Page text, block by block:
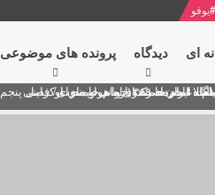
#یوفو
ای دیدگاه‌ پرونده های موضوعی
مصر درباره هواپیمای اوکراینی
امام خامنه ای
ایران + نکته خوانی و صوت